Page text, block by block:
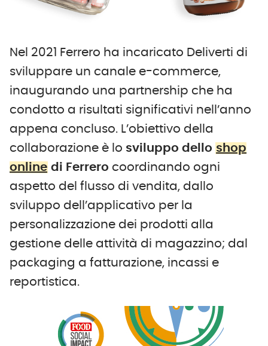
Nel 2021 Ferrero ha incaricato Deliverti di
sviluppare un canale e-commerce,
inaugurando una partnership che ha
condotto a risultati significativi nell’anno
appena concluso. L’obiettivo della
collaborazione è lo sviluppo dello shop
online di Ferrero coordinando ogni
aspetto del flusso di vendita, dallo
sviluppo dell’applicativo per la
personalizzazione dei prodotti alla
gestione delle attività di magazzino; dal
packaging a fatturazione, incassi e
reportistica.